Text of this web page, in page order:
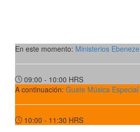
En este momento: Ministerios
09:00 - 10:00 HRS
A continuación: Guate Música
10:00 - 11:30 HRS